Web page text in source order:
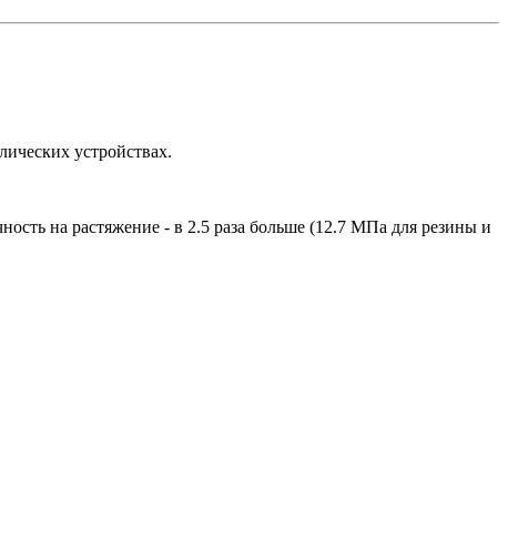
устройствах.
на растяжение - в 2.5 раза больше (12.7 МПа для резины и